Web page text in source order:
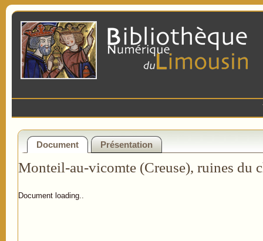
Document Présentation
Monteil-au-vicomte (Creuse), ruines du
Document loading..